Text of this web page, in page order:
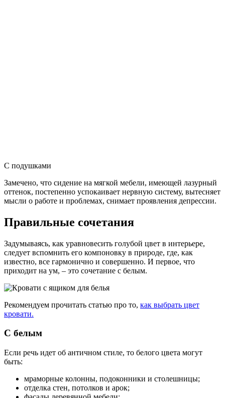
С подушками
Замечено, что сидение на мягкой мебели, имеющей лазурный
оттенок, постепенно успокаивает нервную систему, вытесняет
мысли о работе и проблемах, снимает проявления депрессии.
Правильные сочетания
Задумываясь, как уравновесить голубой цвет в интерьере,
следует вспомнить его компоновку в природе, где, как
известно, все гармонично и совершенно. И первое, что
приходит на ум, – это сочетание с белым.
Рекомендуем прочитать статью про то, как выбрать цвет
кровати.
С белым
Если речь идет об античном стиле, то белого цвета могут
быть:
мраморные колонны, подоконники и столешницы;
отделка стен, потолков и арок;